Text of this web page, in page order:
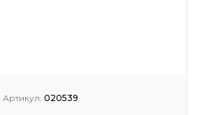
Артикул: 020539